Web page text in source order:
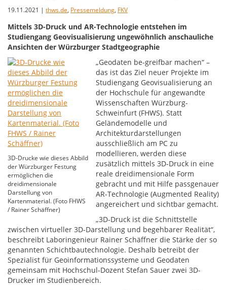
19.11.2021 | thws.de, Pressemeldung, FKV
Mittels 3D-Druck und AR-Technologie entstehen im
Studiengang Geovisualisierung ungewöhnlich anschauliche
Ansichten der Würzburger Stadtgeographie
3D-Drucke wie dieses Abbild
der Würzburger Festung
ermöglichen die
dreidimensionale
Darstellung von
Kartenmaterial. (Foto FHWS
/ Rainer Schäffner)
„Geodaten be-greifbar machen“ –
das ist das Ziel neuer Projekte im
Studiengang Geovisualisierung an
der Hochschule für angewandte
Wissenschaften Würzburg-
Schweinfurt (FHWS). Statt
Geländemodelle und
Architekturdarstellungen
ausschließlich am PC zu
modellieren, werden diese
zusätzlich mittels 3D-Druck in eine
reale dreidimensionale Form
gebracht und mit Hilfe passgenauer
AR-Technologie (Augmented Reality)
angereichert und sichtbar gemacht.
„3D-Druck ist die Schnittstelle
zwischen virtueller 3D-Darstellung und begehbarer Realität“,
beschreibt Laboringenieur Rainer Schäffner die Stärke der so
genannten Schichtbautechnologie. Deshalb betreibt der
Spezialist für Geoinformationssysteme und Geodaten
gemeinsam mit Hochschul-Dozent Stefan Sauer zwei 3D-
Drucker im Studienbereich.